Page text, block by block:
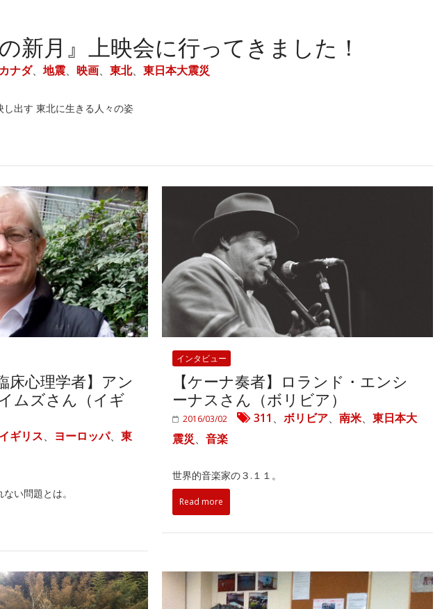
新月』上映会に行ってきました！
カナダ、 地震、 映画、 東北、 東日本大震災
し出す 東北に生きる人々の姿
床心理学者】アン
ムズさん（イギ
イギリス、 ヨーロッパ、 東
い問題とは。
インタビュー
【ケーナ奏者】ロランド・エンシ
ーナスさん（ボリビア）
2016/03/02 311 、ボリビア、南米、東日本大
震災、音楽
世界的音楽家の３.１１。
Read more